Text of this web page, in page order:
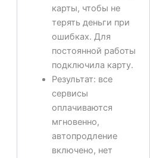
карты, чтобы не
терять деньги при
ошибках. Для
постоянной работы
подключила карту.
Результат: все
сервисы
оплачиваются
мгновенно,
автопродление
включено, нет